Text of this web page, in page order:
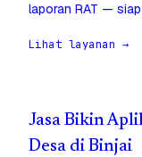
laporan RAT —
Lihat layanan →
Jasa Bikin
Desa di Binjai